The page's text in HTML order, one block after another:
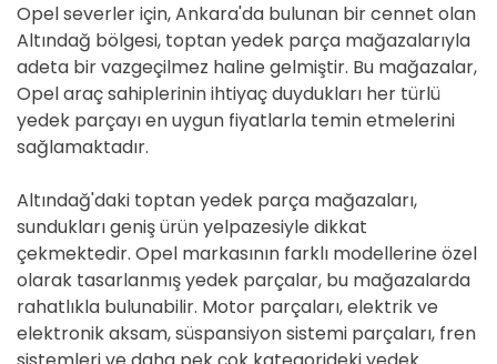
Opel severler için, Ankara'da bulunan bir cennet olan
Altındağ bölgesi, toptan yedek parça mağazalarıyla
adeta bir vazgeçilmez haline gelmiştir. Bu mağazalar,
Opel araç sahiplerinin ihtiyaç duydukları her türlü
yedek parçayı en uygun fiyatlarla temin etmelerini
sağlamaktadır.
Altındağ'daki toptan yedek parça mağazaları,
sundukları geniş ürün yelpazesiyle dikkat
çekmektedir. Opel markasının farklı modellerine özel
olarak tasarlanmış yedek parçalar, bu mağazalarda
rahatlıkla bulunabilir. Motor parçaları, elektrik ve
elektronik aksam, süspansiyon sistemi parçaları, fren